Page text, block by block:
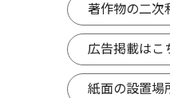
著作物の二次
広告掲載はこ
紙面の設置場